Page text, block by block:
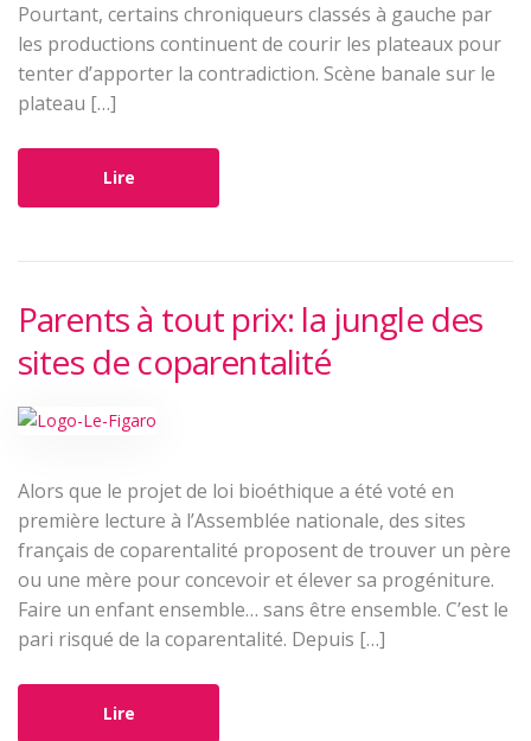
Pourtant, certains chroniqueurs classés à gauche par
les productions continuent de courir les plateaux pour
tenter d’apporter la contradiction. Scène banale sur le
plateau […]
Lire
Parents à tout prix: la jungle des
sites de coparentalité
Alors que le projet de loi bioéthique a été voté en
première lecture à l’Assemblée nationale, des sites
français de coparentalité proposent de trouver un père
ou une mère pour concevoir et élever sa progéniture.
Faire un enfant ensemble… sans être ensemble. C’est le
pari risqué de la coparentalité. Depuis […]
Lire